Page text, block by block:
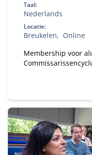
Taal:
Nederlands
Locatie:
Breukelen
Online
Membership voor
onze community?